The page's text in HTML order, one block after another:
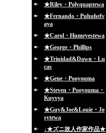
★Riley・Polyquaptewa
★Fernando・Puhuhefv
aya
★Carol・Humeyestewa
★George・Phillips
★Trinidad&Dawn・Lu
cas
★Gene・Pooyouma
★Steven・Pooyouma・
Kuyvya
★Guy&Joe&Louie・Jo
sytewa
↓★ズニ故人作家作品★